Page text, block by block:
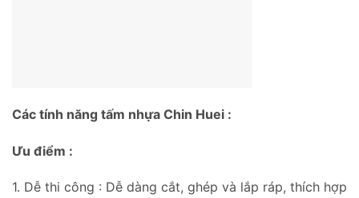
Các tính năng tấm nhựa Chin Huei :
Ưu điểm :
1. Dễ thi công : Dễ dàng cắt, ghép và lắp ráp, thích hợp